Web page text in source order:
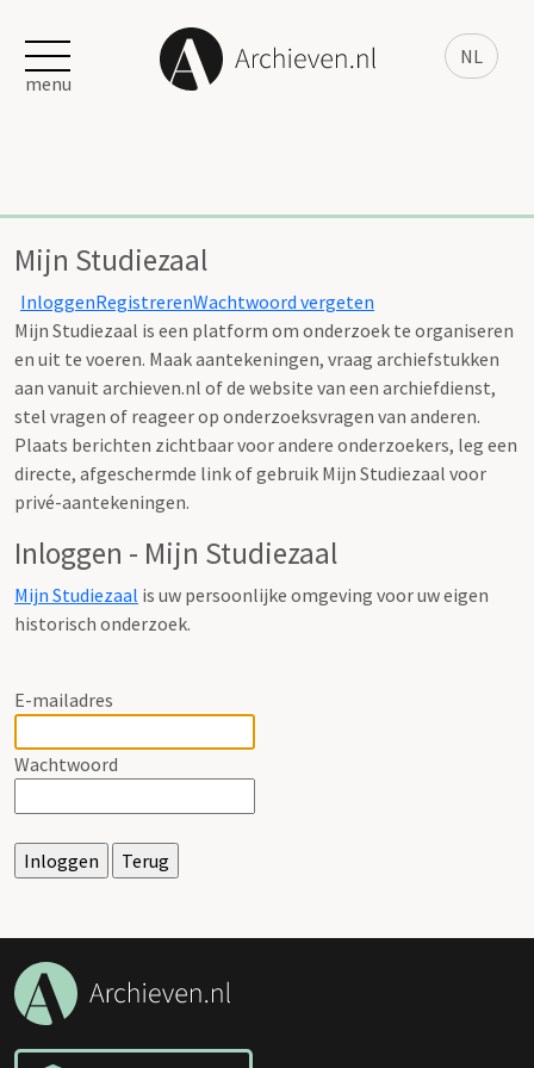
NL
menu
Mijn Studiezaal
InloggenRegistrerenWachtwoord vergeten
Mijn Studiezaal is een platform om onderzoek te organiseren
en uit te voeren. Maak aantekeningen, vraag archiefstukken
aan vanuit archieven.nl of de website van een archiefdienst,
stel vragen of reageer op onderzoeksvragen van anderen.
Plaats berichten zichtbaar voor andere onderzoekers, leg een
directe, afgeschermde link of gebruik Mijn Studiezaal voor
privé-aantekeningen.
Inloggen - Mijn Studiezaal
Mijn Studiezaal is uw persoonlijke omgeving voor uw eigen
historisch onderzoek.
E-mailadres
Wachtwoord